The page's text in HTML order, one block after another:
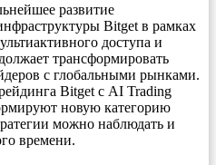
развитие
Bitget в рамках
доступа и
трансформировать
с глобальными рынками.
Bitget с AI Trading
новую категорию
можно наблюдать и
времени.